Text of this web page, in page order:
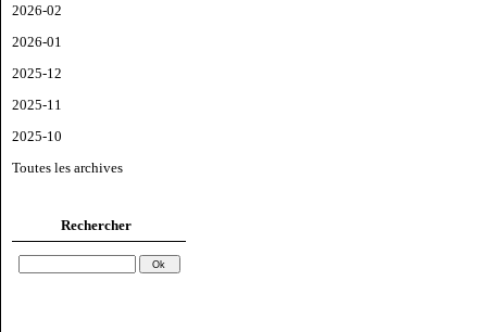
2026-02
2026-01
2025-12
2025-11
2025-10
Toutes les archives
Rechercher